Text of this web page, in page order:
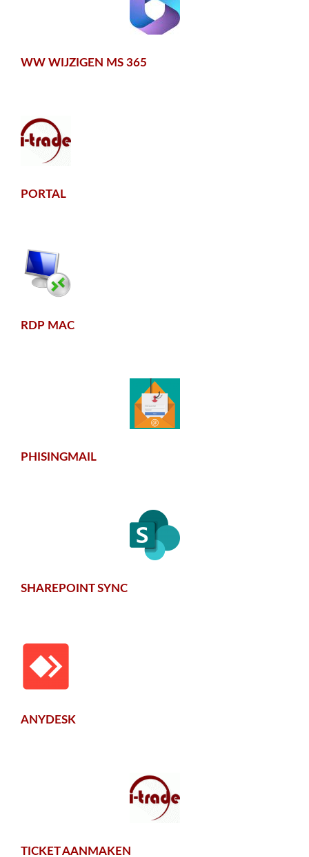
WW WIJZIGEN MS 365
PORTAL
RDP MAC
PHISINGMAIL
SHAREPOINT SYNC
ANYDESK
TICKET AANMAKEN